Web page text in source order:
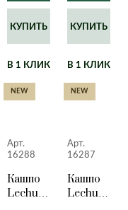
КУПИТЬ
В 1 КЛИК
КУПИТЬ
В 1 КЛИК
NEW
Арт.
16288
Кашпо
Lechuza
NEW
Арт.
16287
Кашпо
Lechuza